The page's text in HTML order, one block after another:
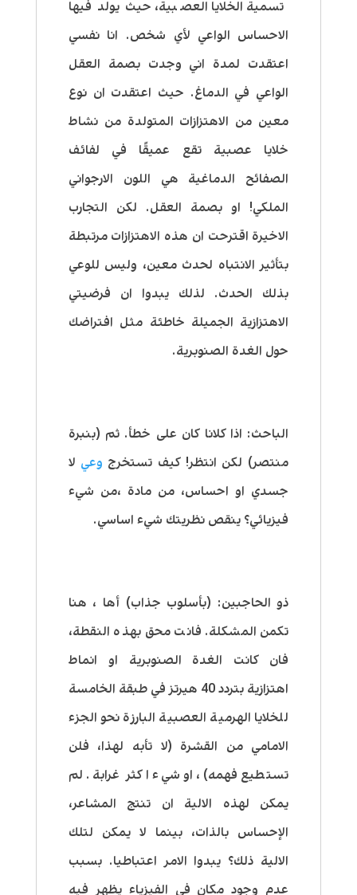
تسمية الخلايا العصبية، حيث يولد فيها
الاحساس الواعي لأي شخص. انا نفسي
اعتقدت لمدة اني وجدت بصمة العقل
الواعي في الدماغ. حيث اعتقدت ان نوع
معين من الاهتزازات المتولدة من نشاط
خلايا عصبية تقع عميقًا في لفائف
الصفائح الدماغية هي اللون الارجواني
الملكي! او بصمة العقل. لكن التجارب
الاخيرة اقترحت ان هذه الاهتزازات مرتبطة
بتأثير الانتباه لحدث معين، وليس للوعي
بذلك الحدث. لذلك يبدوا ان فرضيتي
الاهتزازية الجميلة خاطئة مثل افتراضك
حول الغدة الصنوبرية.
الباحث: اذا كلانا كان على خطأ. ثم (بنبرة
منتصر) لكن انتظر!كيف تستخرج وعي لا
جسدي او احساس، من مادة ،من شيء
فيزيائي؟ ينقص نظريتك شيء اساسي.
ذو الحاجبين: (بأسلوب جذاب) أها ، هنا
تكمن المشكلة. فانت محق بهذه النقطة،
فان كانت الغدة الصنوبرية او انماط
اهتزازية بتردد 40 هيرتز في طبقة الخامسة
للخلايا الهرمية العصبية البارزة نحو الجزء
الامامي من القشرة (لا تأبه لهذا، فلن
تستطيع فهمه)، او شيء اكثر غرابة. لم
يمكن لهذه الالية ان تنتج المشاعر،
الإحساس بالذات، بينما لا يمكن لتلك
الالية ذلك؟ يبدوا الامر اعتباطيا. بسبب
عدم وجود مكان في الفيزياء يظهر فيه